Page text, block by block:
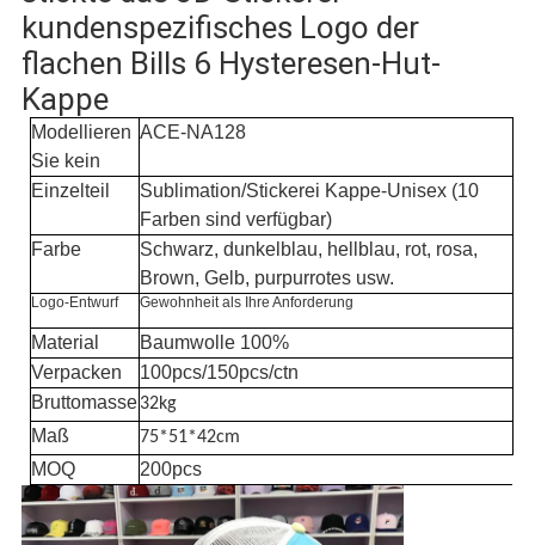
kundenspezifisches Logo der
flachen Bills 6 Hysteresen-Hut-
Kappe
Modellieren
Sie kein
ACE-NA128
Einzelteil
Sublimation/Stickerei Kappe-Unisex (10
Farben sind verfügbar)
Farbe
Schwarz, dunkelblau, hellblau, rot, rosa,
Brown, Gelb, purpurrotes usw.
Logo-Entwurf Gewohnheit als Ihre Anforderung
Material
Baumwolle 100%
Verpacken
100pcs/150pcs/ctn
Bruttomasse32kg
Maß 75*51*42cm
MOQ 200pcs